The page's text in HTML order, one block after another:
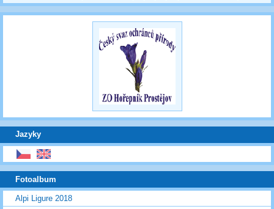
Jazyky
Fotoalbum
Alpi Ligure 2018